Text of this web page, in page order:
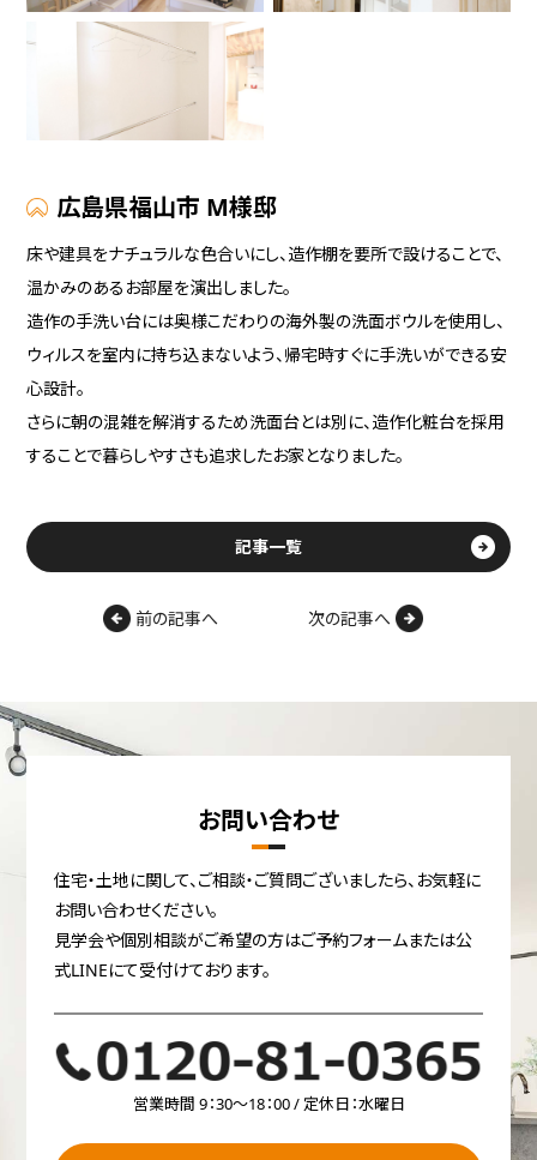
広島県福山市 M様邸
床や建具をナチュラルな色合いにし、造作棚を要所で設けることで、
温かみのあるお部屋を演出しました。
造作の手洗い台には奥様こだわりの海外製の洗面ボウルを使用し、
ウィルスを室内に持ち込まないよう、帰宅時すぐに手洗いができる安
心設計。
さらに朝の混雑を解消するため洗面台とは別に、造作化粧台を採用
することで暮らしやすさも追求したお家となりました。
記事一覧
前の記事へ 次の記事へ
お問い合わせ
住宅・土地に関して、ご相談・ご質問ございましたら、お気軽に
お問い合わせください。
見学会や個別相談がご希望の方はご予約フォームまたは公
式LINEにて受付けております。
営業時間 9：30～18：00 / 定休日：水曜日